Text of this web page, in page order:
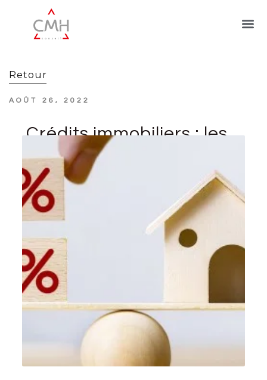
Retour
AOÛT 26, 2022
Crédits immobiliers : les
taux amorcent leur
remontée